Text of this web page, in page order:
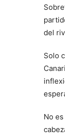
del
Solo
No